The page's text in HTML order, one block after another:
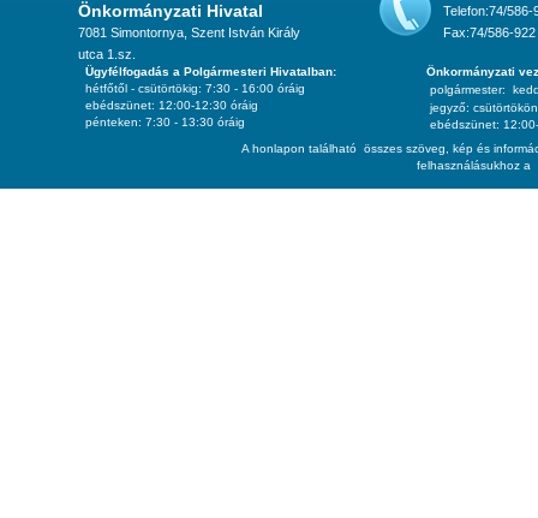
Önkormányzati Hivatal
7081 Simontornya, Szent István Király
utca 1.sz.
Telefon:74/586-
Fax:74/586-922
A honlapon található összes szöveg, kép és
felhasználásukhoz a
Ügyfélfogadás a Polgármesteri Hivatalban:
hétfőtől - csütörtökig: 7:30 - 16:00 óráig
ebédszünet: 12:00-12:30 óráig
pénteken: 7:30 - 13:30 óráig
Önkormányzati
polgármester:
jegyző: csütörtökön
ebédszünet: